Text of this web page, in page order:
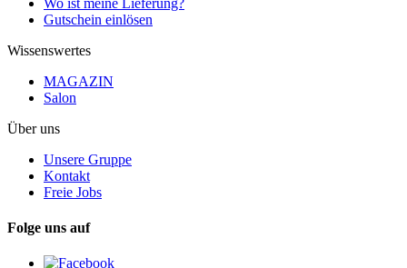
Gutschein einlösen
Wissenswertes
MAGAZIN
Salon
Über uns
Unsere Gruppe
Kontakt
Freie Jobs
Folge uns auf